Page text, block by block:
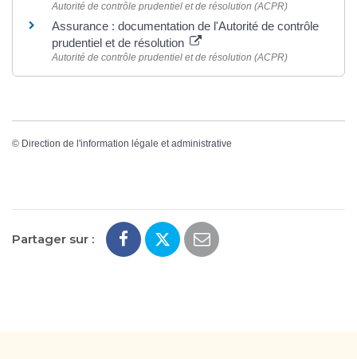
Autorité de contrôle prudentiel et de résolution (ACPR)
Assurance : documentation de l'Autorité de contrôle
prudentiel et de résolution
Autorité de contrôle prudentiel et de résolution (ACPR)
© Direction de l'information légale et administrative
Partager sur :